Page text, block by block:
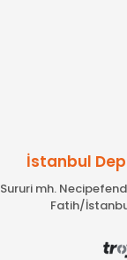
İstanbul
Sururi mh.
Fatih/